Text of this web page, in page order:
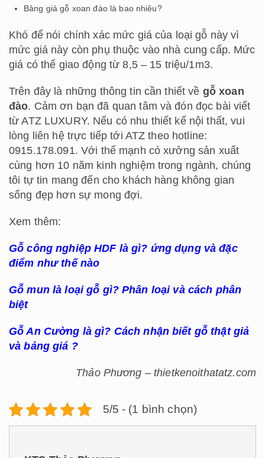
Bảng giá gỗ xoan đào là bao nhiêu?
Khó để nói chính xác mức giá của loại gỗ này vì
mức giá này còn phụ thuộc vào nhà cung cấp. Mức
giá có thể giao động từ 8,5 – 15 triệu/1m3.
Trên đây là những thông tin cần thiết về gỗ xoan
đào. Cảm ơn bạn đã quan tâm và đón đọc bài viết
từ ATZ LUXURY. Nếu có nhu thiết kế nội thất, vui
lòng liên hệ trực tiếp tới ATZ theo hotline:
0915.178.091. Với thế mạnh có xưởng sản xuất
cùng hơn 10 năm kinh nghiệm trong ngành, chúng
tôi tự tin mang đến cho khách hàng không gian
sống đẹp hơn sự mong đợi.
Xem thêm:
Gỗ công nghiệp HDF là gì? ứng dụng và đặc
điểm như thế nào
Gỗ mun là loại gỗ gì? Phân loại và cách phân
biệt
Gỗ An Cường là gì? Cách nhận biết gỗ thật giả
và bảng giá ?
Thảo Phương – thietkenoithatatz.com
5/5 - (1 bình chọn)